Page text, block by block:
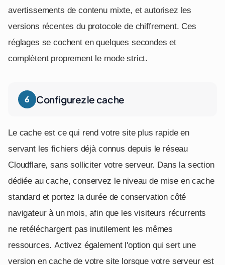
avertissements de contenu mixte, et autorisez les
versions récentes du protocole de chiffrement. Ces
réglages se cochent en quelques secondes et
complètent proprement le mode strict.
Configurez le cache
Le cache est ce qui rend votre site plus rapide en
servant les fichiers déjà connus depuis le réseau
Cloudflare, sans solliciter votre serveur. Dans la section
dédiée au cache, conservez le niveau de mise en cache
standard et portez la durée de conservation côté
navigateur à un mois, afin que les visiteurs récurrents
ne retéléchargent pas inutilement les mêmes
ressources. Activez également l'option qui sert une
version en cache de votre site lorsque votre serveur est